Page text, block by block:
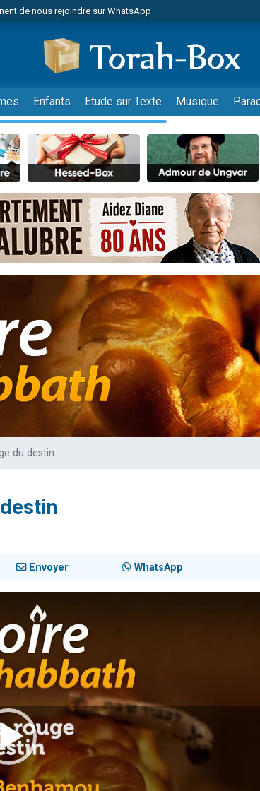
de nous rejoindre sur WhatsApp
dans Torah-Box Music
de faire un don pour Tsédaka : pauvres d'Israel
viennent de faire un don pour Diane, 80 ans, dans un
radio : Visions de grandeur n°104 : Le Chabbath et le Birkat
de demander une bénédiction
de faire un don pour Sauvez la jambe de Yohan
pour étudier en groupe sur Zoom
son Maasser
son Maasser
de faire un don pour 5 enfants déjà orphelins risquent
de faire un don pour Reloger Rivka, 6 enfants, victime
de demander une bénédiction
pour étudier en groupe sur Zoom
son Maasser
de nous rejoindre sur WhatsApp
de nous rejoindre sur WhatsApp
donner son Maasser
de nous rejoindre sur WhatsApp
Enfants Etude sur Texte Musique
du destin
Envoyer WhatsApp